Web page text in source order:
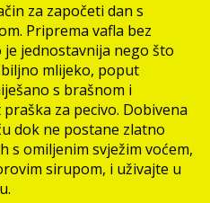
za započeti dan s
Priprema vafla bez
jednostavnija nego što
mlijeko, poput
s brašnom i
za pecivo. Dobivena
dok ne postane zlatno
s omiljenim svježim voćem,
sirupom, i uživajte u